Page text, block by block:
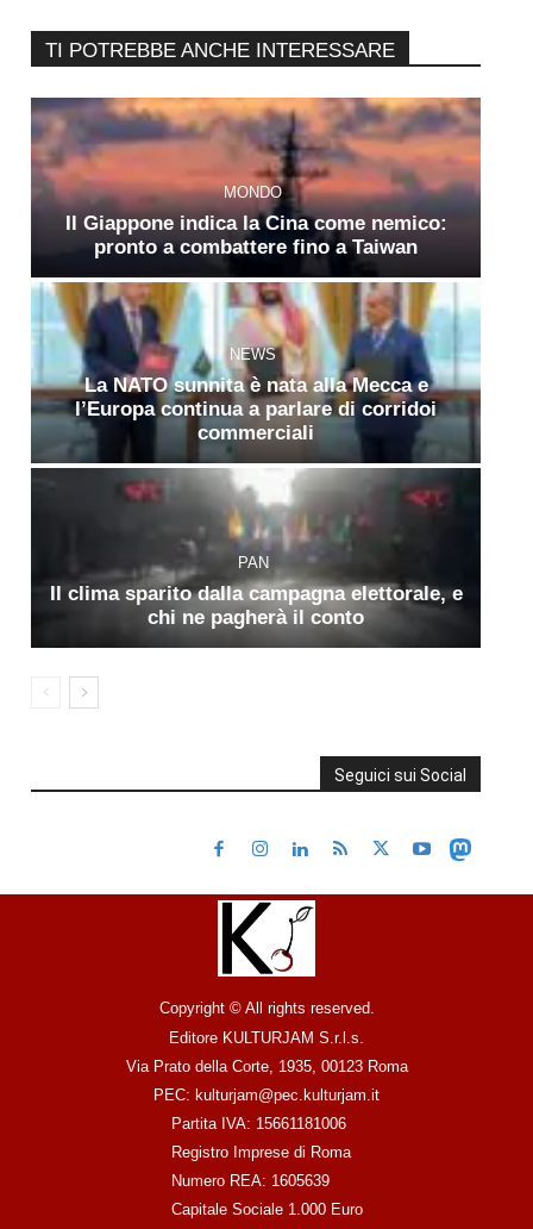
TI POTREBBE ANCHE INTERESSARE
MONDO
Il Giappone indica la Cina come nemico:
pronto a combattere fino a Taiwan
NEWS
La NATO sunnita è nata alla Mecca e
l’Europa continua a parlare di corridoi
commerciali
PAN
Il clima sparito dalla campagna elettorale, e
chi ne pagherà il conto
Seguici sui Social
Copyright © All rights reserved.
Editore KULTURJAM S.r.l.s.
Via Prato della Corte, 1935, 00123 Roma
PEC: kulturjam@pec.kulturjam.it
Partita IVA: 15661181006
Registro Imprese di Roma
Numero REA: 1605639
Capitale Sociale 1.000 Euro